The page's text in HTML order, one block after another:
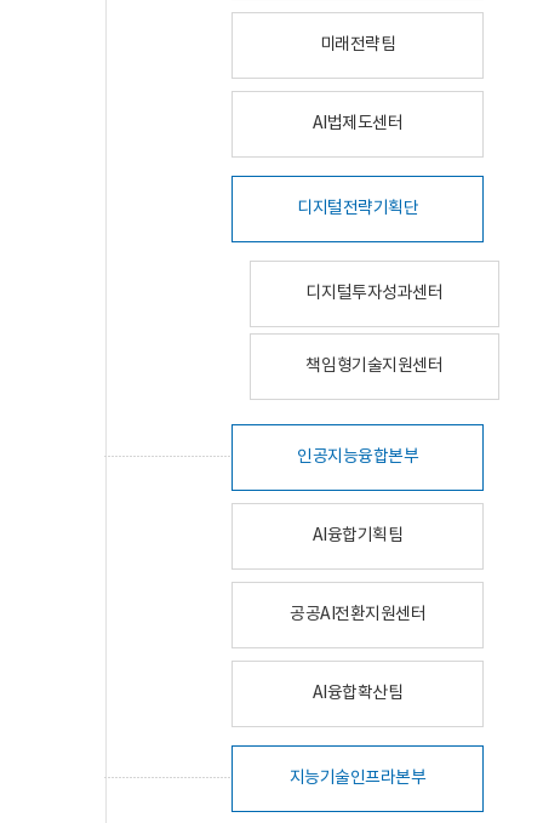
미래전략팀
AI법제도센터
디지털전략기획단
디지털투자성과센터
책임형기술지원센터
인공지능융합본부
AI융합기획팀
공공AI전환지원센터
AI융합확산팀
지능기술인프라본부